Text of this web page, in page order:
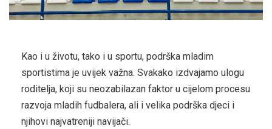
Kao i u životu, tako i u sportu, podrška mladim
sportistima je uvijek važna. Svakako izdvajamo ulogu
roditelja, koji su neozabilazan faktor u cijelom procesu
razvoja mladih fudbalera, ali i velika podrška djeci i
njihovi najvatreniji navijači.